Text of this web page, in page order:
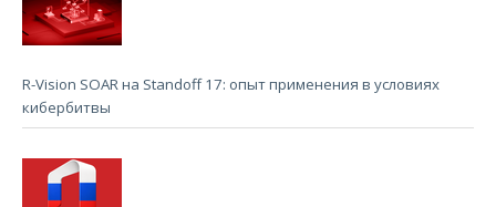
R-Vision SOAR на Standoff 17: опыт применения в условиях
кибербитвы